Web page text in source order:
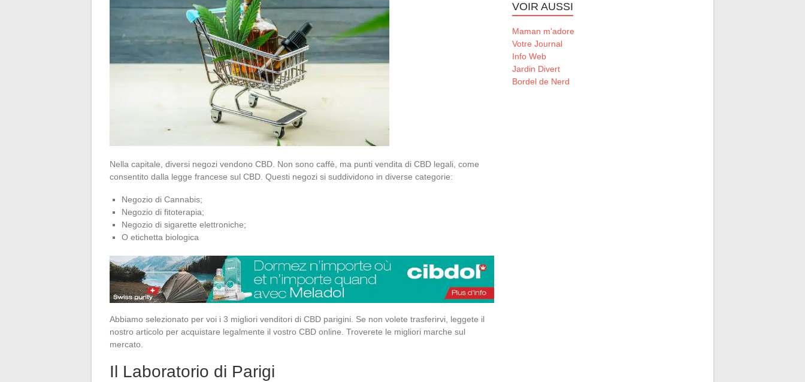
Nella capitale, diversi negozi vendono CBD. Non sono caffè, ma punti vendita di CBD legali, come
consentito dalla legge francese sul CBD. Questi negozi si suddividono in diverse categorie:
Negozio di Cannabis;
Negozio di fitoterapia;
Negozio di sigarette elettroniche;
O etichetta biologica
Abbiamo selezionato per voi i 3 migliori venditori di CBD parigini. Se non volete trasferirvi, leggete il
nostro articolo per acquistare legalmente il vostro CBD online. Troverete le migliori marche sul
mercato.
Il Laboratorio di Parigi
VOIR AUSSI
Maman m'adore
Votre Journal
Info Web
Jardin Divert
Bordel de Nerd